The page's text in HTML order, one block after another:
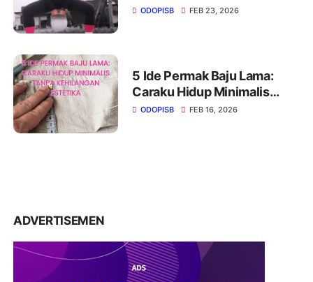
Usia 40+
ODOPISB FEB 23, 2026
5 Ide Permak Baju Lama:
Caraku Hidup Minimalis
Tanpa Kehilangan Estetika
ODOPISB FEB 16, 2026
ADVERTISEMEN